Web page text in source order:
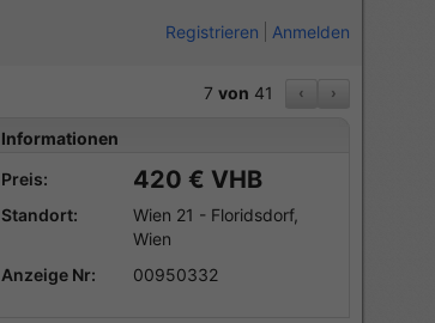
Registrieren Anmelden
7 von 41 ‹ ›
Informationen
Preis:
420 € VHB
Standort:
Wien 21 - Floridsdorf,
Wien
Anzeige Nr:
00950332